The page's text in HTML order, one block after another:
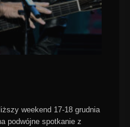
weekend 17-18 grudnia
podwójne spotkanie z